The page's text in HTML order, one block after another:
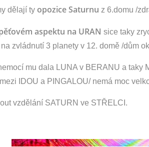
dělají ty opozice Saturnu z 6.domu /
aspektu na URAN sice taky
zvládnutí 3 planety v 12. domě /dům
mu dala LUNA v BERANU a taky
IDOU a PINGALOU/ nemá moc
vzdělání SATURN ve STŘELCI.